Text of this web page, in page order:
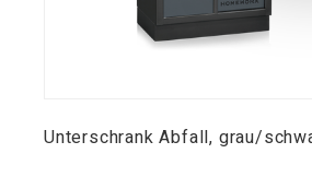
Unterschrank Abfall, grau/